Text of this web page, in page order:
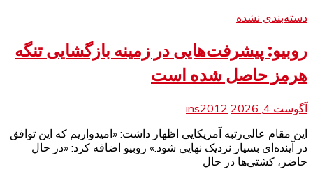
دسته‌بندی نشده
روبیو: پیشرفت‌هایی در زمینه بازگشایی تنگه
هرمز حاصل شده است
آگوست 4, 2026
ins2012
این مقام عالی‌رتبه آمریکایی اظهار داشت: «امیدواریم که این توافق
در آینده‌ای بسیار نزدیک نهایی شود.» روبیو اضافه کرد: «در حال
حاضر، کشتی‌ها در حال